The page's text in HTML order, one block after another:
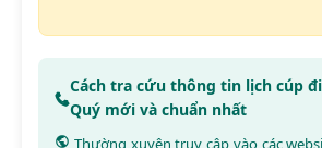
Cách tra cứu thông tin lịch cúp
Quý mới và chuẩn nhất
Thường xuyên truy cập vào các